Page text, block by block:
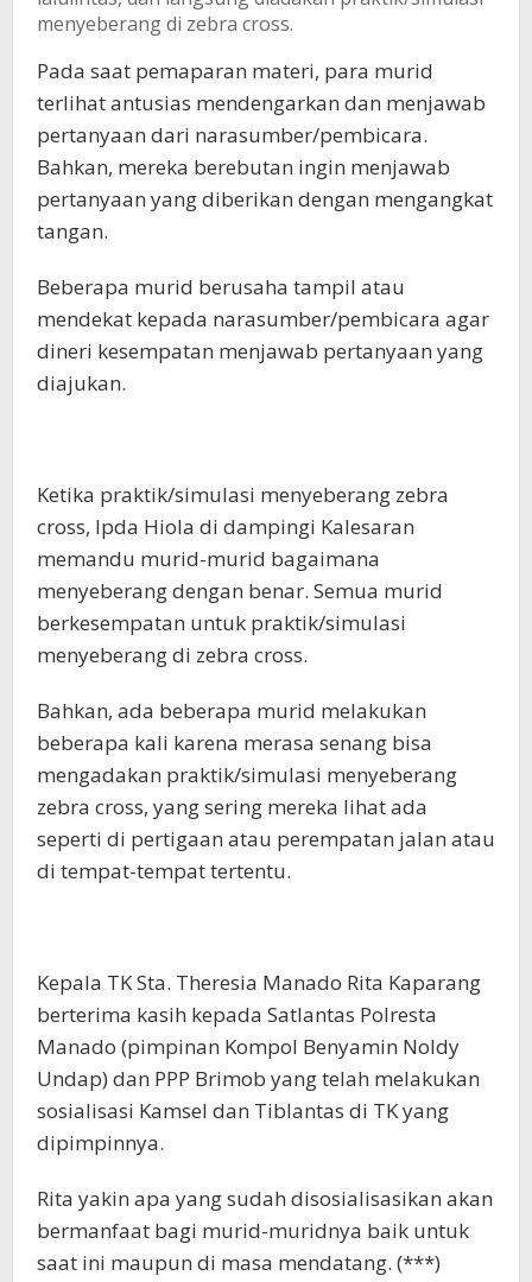
menyeberang di zebra cross.
Pada saat pemaparan materi, para murid
terlihat antusias mendengarkan dan menjawab
pertanyaan dari narasumber/pembicara.
Bahkan, mereka berebutan ingin menjawab
pertanyaan yang diberikan dengan mengangkat
tangan.
Beberapa murid berusaha tampil atau
mendekat kepada narasumber/pembicara agar
dineri kesempatan menjawab pertanyaan yang
diajukan.
Ketika praktik/simulasi menyeberang zebra
cross, Ipda Hiola di dampingi Kalesaran
memandu murid-murid bagaimana
menyeberang dengan benar. Semua murid
berkesempatan untuk praktik/simulasi
menyeberang di zebra cross.
Bahkan, ada beberapa murid melakukan
beberapa kali karena merasa senang bisa
mengadakan praktik/simulasi menyeberang
zebra cross, yang sering mereka lihat ada
seperti di pertigaan atau perempatan jalan atau
di tempat-tempat tertentu.
Kepala TK Sta. Theresia Manado Rita Kaparang
berterima kasih kepada Satlantas Polresta
Manado (pimpinan Kompol Benyamin Noldy
Undap) dan PPP Brimob yang telah melakukan
sosialisasi Kamsel dan Tiblantas di TK yang
dipimpinnya.
Rita yakin apa yang sudah disosialisasikan akan
bermanfaat bagi murid-muridnya baik untuk
saat ini maupun di masa mendatang. (***)